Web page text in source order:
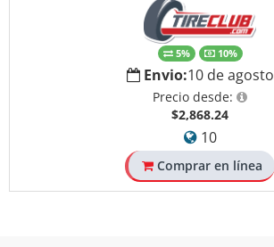
5% 10%
Envio:10 de agosto
Precio desde:
$2,868.24
10
Comprar en línea